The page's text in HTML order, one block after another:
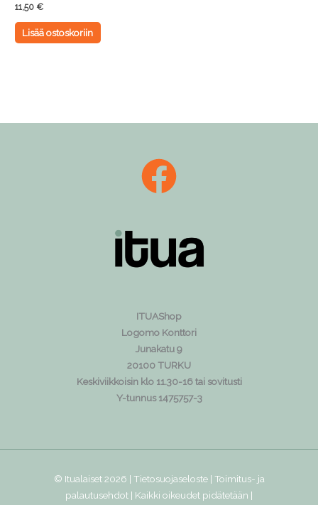
11,50 €
Lisää ostoskoriin
ITUAShop
Logomo Konttori
Junakatu 9
20100 TURKU
Keskiviikkoisin klo 11.30-16 tai sovitusti
Y-tunnus 1475757-3
© Itualaiset 2026 | Tietosuojaseloste| Toimitus- ja
palautusehdot | Kaikki oikeudet pidätetään |